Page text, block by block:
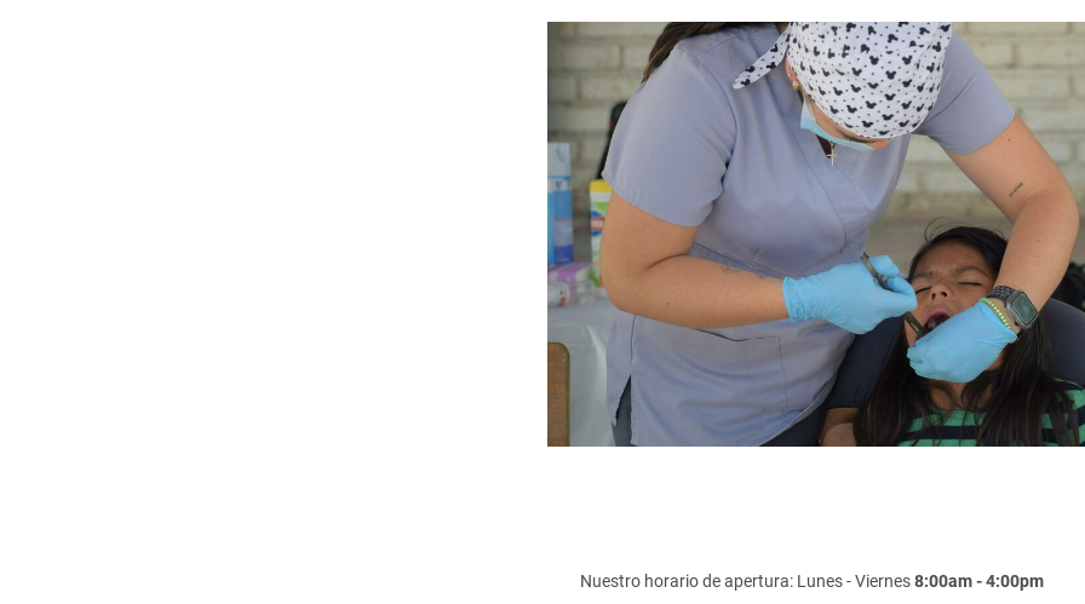
Nuestro horario de apertura: Lunes - Viernes8:00am - 4:00pm